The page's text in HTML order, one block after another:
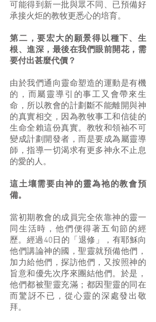
可能得到新一批與眾不同、已預備好
承接火炬的教牧更悉心的培育。
第二，要宏大的願景得以種下、生
根、進深，最後在我們眼前開花，需
要付出甚麼代價？
由於我們通向靈命塑造的運動是有機
的，而屬靈導引的事工又會帶來生
命，所以教會的計劃斷不能離開與神
的真實相交，因為教牧事工和信徒的
生命全賴這份真實。教牧和領袖不可
變成計劃開發者，而是要成為屬靈導
師，指導一切渴求有更多神永不止息
的愛的人。
這土壤需要由神的靈為祂的教會預
備。
當初期教會的成員完全依靠神的靈一
同生活時，他們便得著五旬節的經
歷。經過40日的「退修」，有耶穌向
他們講論神的國，聖靈就預備他們，
加力給他們，探訪他們，又按照神的
旨意和優先次序來團結他們。於是，
他們都被聖靈充滿；都因聖靈的同在
而驚訝不已，從心靈的深處發出敬
拜。